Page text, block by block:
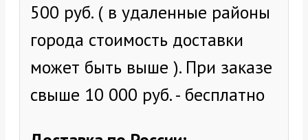
500 руб. ( в удаленные районы
города стоимость доставки
может быть выше ). При заказе
свыше 10 000 руб. - бесплатно